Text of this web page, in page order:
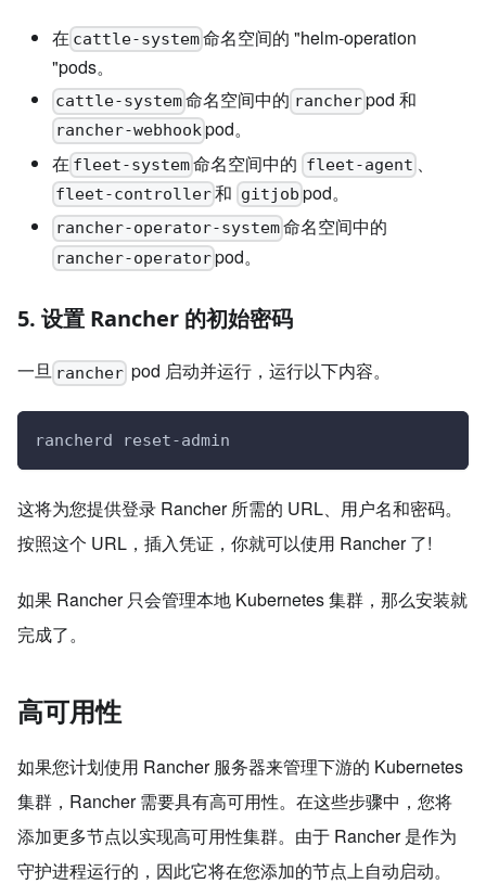
在 cattle-system命名空间的 "helm-operation
"pods。
cattle-system命名空间中的 rancherpod 和
rancher-webhookpod。
在 fleet-system命名空间中的 fleet-agent 、
fleet-controller和 gitjob pod。
rancher-operator-system命名空间中的
rancher-operatorpod。
5. 设置 Rancher 的初始密码
一旦 rancher pod 启动并运行，运行以下内容。
rancherd reset-admin
这将为您提供登录 Rancher 所需的 URL、用户名和密码。
按照这个 URL，插入凭证，你就可以使用 Rancher 了!
如果 Rancher 只会管理本地 Kubernetes 集群，那么安装就
完成了。
高可用性
如果您计划使用 Rancher 服务器来管理下游的 Kubernetes
集群，Rancher 需要具有高可用性。在这些步骤中，您将
添加更多节点以实现高可用性集群。由于 Rancher 是作为
守护进程运行的，因此它将在您添加的节点上自动启动。